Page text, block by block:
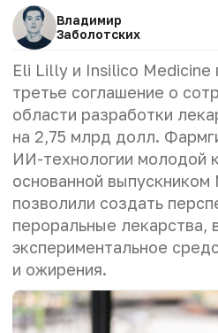
Владимир
Заболотских
Eli Lilly и Insilico Medicine
третье соглашение о
области разработки
на 2,75 млрд долл.
ИИ-технологии молодой
основанной
позволили создать
пероральные лекарства,
экспериментальное
и ожирения.